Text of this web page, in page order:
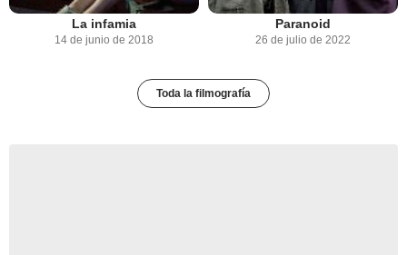
La infamia
14 de junio de 2018
Paranoid
26 de julio de 2022
Toda la filmografía